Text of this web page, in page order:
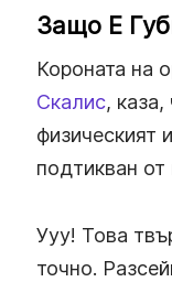
Защо Е
Короната на
Скалис,
физическият
подтикван от
Ууу! Това
точно.